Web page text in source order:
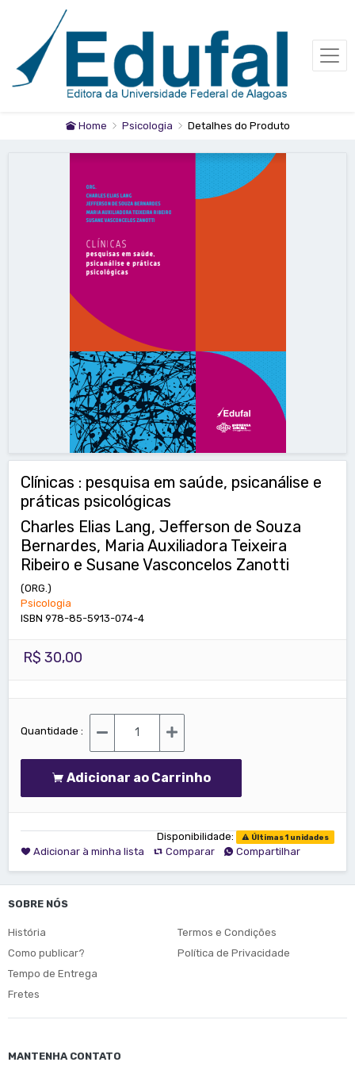
Home Psicologia Detalhes do Produto
Clínicas : pesquisa em saúde, psicanálise e
práticas psicológicas
Charles Elias Lang, Jefferson de Souza
Bernardes, Maria Auxiliadora Teixeira
Ribeiro e Susane Vasconcelos Zanotti
(ORG.)
Psicologia
ISBN 978-85-5913-074-4
R$ 30,00
Quantidade :
Adicionar ao Carrinho
Disponibilidade: Últimas 1 unidades
Adicionar à minha lista Comparar Compartilhar
SOBRE NÓS
História
Como publicar?
Tempo de Entrega
Fretes
Termos e Condições
Política de Privacidade
MANTENHA CONTATO